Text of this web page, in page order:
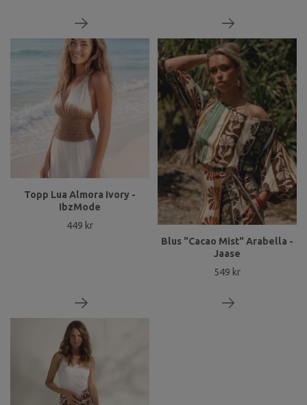
Topp Lua Almora Ivory -
IbzMode
449 kr
Blus "Cacao Mist" Arabella -
Jaase
549 kr